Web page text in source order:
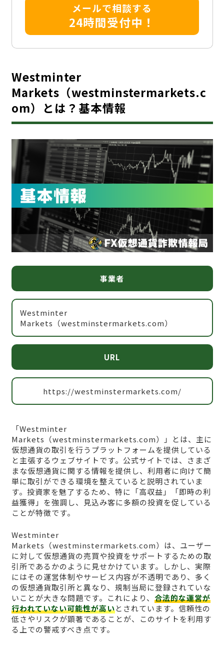
メールで相談する
24時間受付中！
Westminter
Markets（westminstermarkets.c
om）とは？基本情報
事業者
Westminter
Markets（westminstermarkets.com）
URL
https://westminstermarkets.com/
「Westminter
Markets（westminstermarkets.com）」とは、主に
仮想通貨の取引を行うプラットフォームを提供している
と主張するウェブサイトです。公式サイトでは、さまざ
まな仮想通貨に関する情報を提供し、利用者に向けて簡
単に取引ができる環境を整えていると説明されていま
す。投資家を魅了するため、特に「高収益」「即時の利
益獲得」を強調し、見込み客に多額の投資を促している
ことが特徴です。
Westminter
Markets（westminstermarkets.com）は、ユーザー
に対して仮想通貨の売買や投資をサポートするための取
引所であるかのように見せかけています。しかし、実際
にはその運営体制やサービス内容が不透明であり、多く
の仮想通貨取引所と異なり、規制当局に登録されていな
いことが大きな問題です。これにより、 合法的な運営が
行われていない可能性が高いとされています。信頼性の
低さやリスクが顕著であることが、このサイトを利用す
る上での警戒すべき点です。